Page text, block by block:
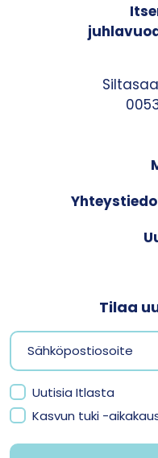
Tilaa
Uutisia Itlasta
Kasvun tuki -